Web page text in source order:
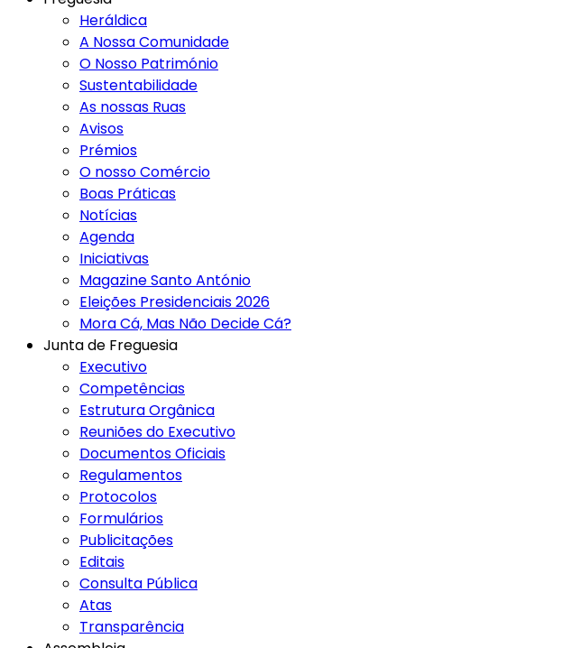
Heráldica
A Nossa Comunidade
O Nosso Património
Sustentabilidade
As nossas Ruas
Avisos
Prémios
O nosso Comércio
Boas Práticas
Notícias
Agenda
Iniciativas
Magazine Santo António
Eleições Presidenciais 2026
Mora Cá, Mas Não Decide Cá?
Junta de Freguesia
Executivo
Competências
Estrutura Orgânica
Reuniões do Executivo
Documentos Oficiais
Regulamentos
Protocolos
Formulários
Publicitações
Editais
Consulta Pública
Atas
Transparência